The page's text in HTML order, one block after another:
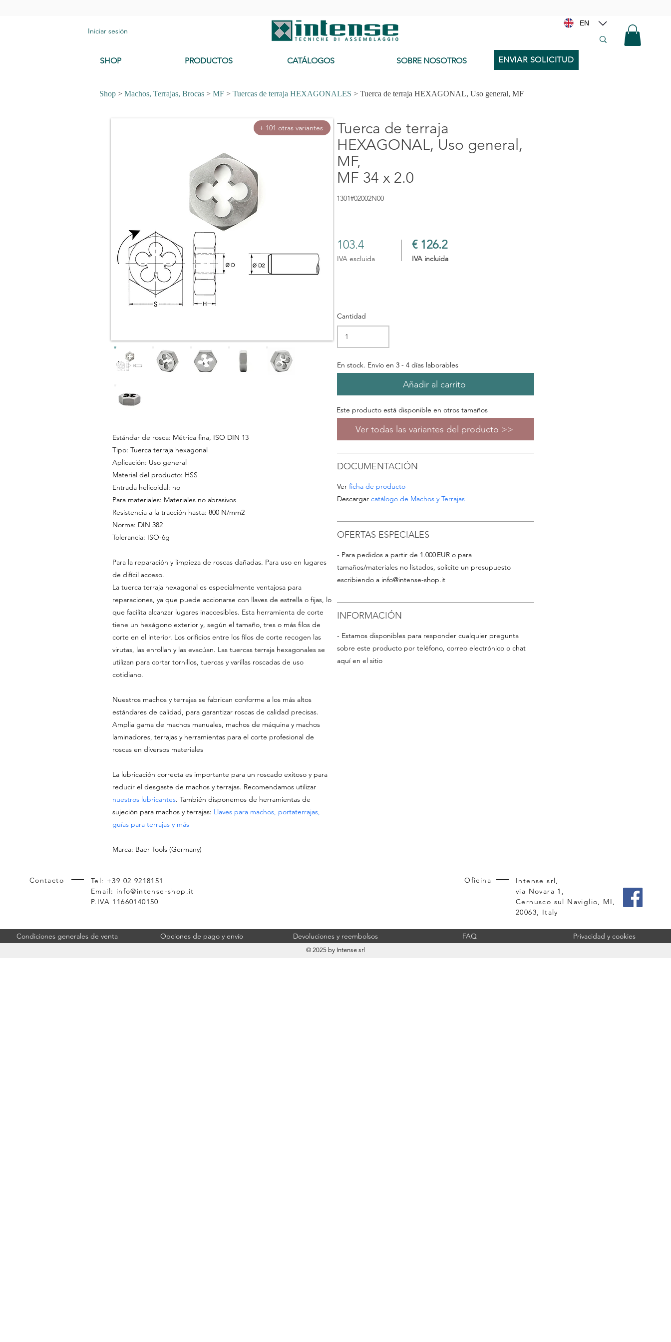
Iniciar sesión
EN
SHOP PRODUCTOS CATÁLOGOS SOBRE NOSOTROS ENVIAR SOLICITUD
Shop > Machos, Terrajas, Brocas > MF > Tuercas de terraja HEXAGONALES > Tuerca de terraja HEXAGONAL, Uso general, MF
+ 101 otras variantes
Estándar de rosca: Métrica fina, ISO DIN 13
Tipo: Tuerca terraja hexagonal
Aplicación: Uso general
Material del producto: HSS
Entrada helicoidal: no
Para materiales: Materiales no abrasivos
Resistencia a la tracción hasta: 800 N/mm2
Norma: DIN 382
Tolerancia: ISO-6g
Para la reparación y limpieza de roscas dañadas. Para uso en lugares
de difícil acceso.
La tuerca terraja hexagonal es especialmente ventajosa para
reparaciones, ya que puede accionarse con llaves de estrella o fijas, lo
que facilita alcanzar lugares inaccesibles. Esta herramienta de corte
tiene un hexágono exterior y, según el tamaño, tres o más filos de
corte en el interior. Los orificios entre los filos de corte recogen las
virutas, las enrollan y las evacúan. Las tuercas terraja hexagonales se
utilizan para cortar tornillos, tuercas y varillas roscadas de uso
cotidiano.
Nuestros machos y terrajas se fabrican conforme a los más altos
estándares de calidad, para garantizar roscas de calidad precisas.
Amplia gama de machos manuales, machos de máquina y machos
laminadores, terrajas y herramientas para el corte profesional de
roscas en diversos materiales
La lubricación correcta es importante para un roscado exitoso y para
reducir el desgaste de machos y terrajas. Recomendamos utilizar
nuestros lubricantes. También disponemos de herramientas de
sujeción para machos y terrajas: Llaves para machos, portaterrajas,
guías para terrajas y más
Marca: Baer Tools (Germany)
Tuerca de terraja
HEXAGONAL, Uso general,
MF,
MF 34 x 2.0
1301#02002N00
103.4 € 126.2
IVA escluida IVA incluida
Cantidad
En stock. Envío en 3 - 4 días laborables
Añadir al carrito
Este producto está disponible en otros tamaños
Ver todas las variantes del producto >>
DOCUMENTACIÓN
Ver ficha de producto
Descargar catálogo de Machos y Terrajas
OFERTAS ESPECIALES
- Para pedidos a partir de 1.000 EUR o para
tamaños/materiales no listados, solicite un presupuesto
escribiendo a info@intense-shop.it
INFORMACIÓN
- Estamos disponibles para responder cualquier pregunta
sobre este producto por teléfono, correo electrónico o chat
aquí en el sitio
Contacto
Tel: +39 02 9218151
Email: info@intense-shop.it
P.IVA 11660140150
Oficina
Intense srl,
via Novara 1,
Cernusco sul Naviglio, MI,
20063, Italy
Condiciones generales de venta Opciones de pago y envío Devoluciones y reembolsos FAQ Privacidad y cookies
© 2025 by Intense srl